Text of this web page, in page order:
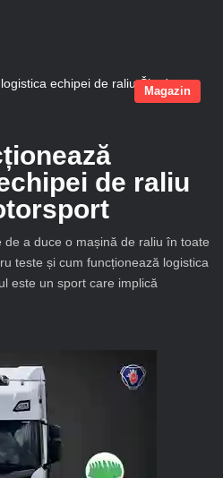
Magazin
de raliu
de a duce o mașină de raliu în toate
teste și cum funcționează logistica
este un sport care implică